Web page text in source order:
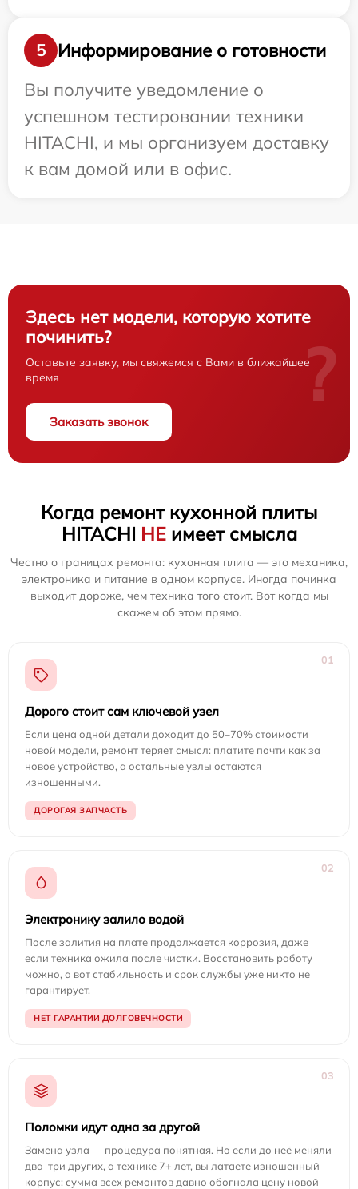
5
Информирование о готовности
Вы получите уведомление о
успешном тестировании техники
HITACHI, и мы организуем доставку
к вам домой или в офис.
Здесь нет модели, которую хотите
починить?
Оставьте заявку, мы свяжемся с Вами в ближайшее
время
Заказать звонок
?
Когда ремонт кухонной плиты
HITACHI НЕимеет смысла
Честно о границах ремонта: кухонная плита — это механика,
электроника и питание в одном корпусе. Иногда починка
выходит дороже, чем техника того стоит. Вот когда мы
скажем об этом прямо.
01
Дорого стоит сам ключевой узел
Если цена одной детали доходит до 50–70% стоимости
новой модели, ремонт теряет смысл: платите почти как за
новое устройство, а остальные узлы остаются
изношенными.
ДОРОГАЯ ЗАПЧАСТЬ
02
Электронику залило водой
После залития на плате продолжается коррозия, даже
если техника ожила после чистки. Восстановить работу
можно, а вот стабильность и срок службы уже никто не
гарантирует.
НЕТ ГАРАНТИИ ДОЛГОВЕЧНОСТИ
03
Поломки идут одна за другой
Замена узла — процедура понятная. Но если до неё меняли
два-три других, а технике 7+ лет, вы латаете изношенный
корпус: сумма всех ремонтов давно обогнала цену новой